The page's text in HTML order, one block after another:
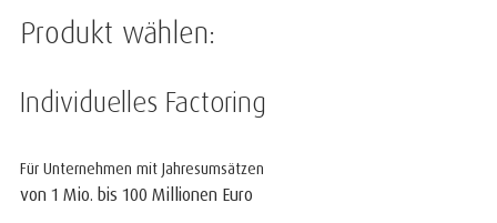
Produkt wählen:
Individuelles Factoring
Für Unternehmen mit Jahresumsätzen
von 1 Mio. bis 100 Millionen Euro